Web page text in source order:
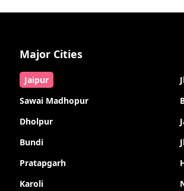
Major Cities
Jaipur
Sawai Madhopur
Dholpur
Bundi
Pratapgarh
Karoli